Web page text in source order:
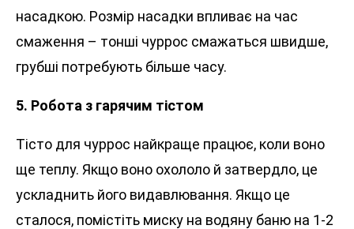
насадкою. Розмір насадки впливає на час
смаження – тонші чуррос смажаться швидше,
грубші потребують більше часу.
5. Робота з гарячим тістом
Тісто для чуррос найкраще працює, коли воно
ще теплу. Якщо воно охололо й затвердло, це
ускладнить його видавлювання. Якщо це
сталося, помістіть миску на водяну баню на 1-2